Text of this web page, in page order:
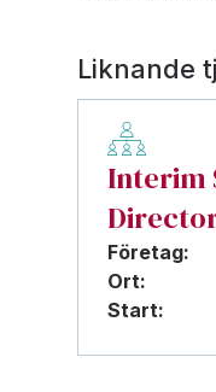
Liknande
Interim
Företag:
Ort:
Start: